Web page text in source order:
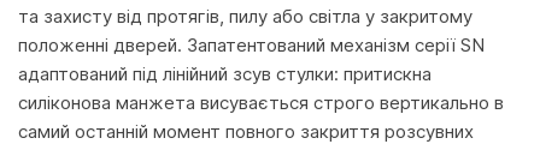
та захисту від протягів, пилу або світла у закритому
положенні дверей. Запатентований механізм серії SN
адаптований під лінійний зсув стулки: притискна
силіконова манжета висувається строго вертикально в
самий останній момент повного закриття розсувних